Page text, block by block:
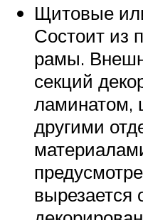
Щитовые
Состоит из
рамы.
секций
ламинатом,
другими
вырезается